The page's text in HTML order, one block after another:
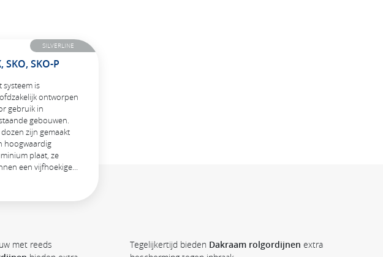
SILVERLINE
SKO, SKO-P
systeem is
ontworpen
gebruik in
gebouwen.
dozen zijn gemaakt
hoogwaardig
plaat, ze
een vijfhoekige…
Tegelijkertijd bieden Dakraam rolgordijnen extra